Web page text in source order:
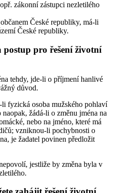
zákonní zástupci nezletilého
České republiky, má-li
České republiky.
pro řešení životní
tehdy, jde-li o příjmení hanlivé
důvod.
fyzická osoba mužského pohlaví
žádá-li o změnu jména na
nebo na jméno, které má
vzniknou-li pochybnosti o
je žadatel povinen předložit
jestliže by změna byla v